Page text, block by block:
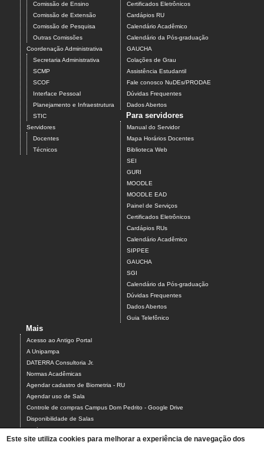
Comissão de Ensino
Comissão de Extensão
Comissão de Pesquisa
Outras Comissões
Coordenação Administrativa
Secretaria Administrativa
SCMP
SCOF
Interface Pessoal
Planejamento e Infraestrutura
STIC
Servidores
Docentes
Técnicos
Certificados Eletrônicos
Cardápios RU
Calendário Acadêmico
Calendário da Pós-graduação
GAUCHA
Colações de Grau
Assistência Estudantil
Fale conosco NuDEs/PRODAE
Dúvidas Frequentes
Dados Abertos
Para servidores
Manual do Servidor
Mapa Horários Docentes
Biblioteca Web
SEI
GURI
MOODLE
MOODLE EAD
Painel de Serviços
Certificados Eletrônicos
Cardápios RUs
Calendário Acadêmico
SIPPEE
GAUCHA
SGI
Calendário da Pós-graduação
Dúvidas Frequentes
Dados Abertos
Guia Telefônico
Mais
Acesso ao Antigo Portal
A Unipampa
DATERRA Consultoria Jr.
Normas Acadêmicas
Agendar cadastro de Biometria - RU
Agendar uso de Sala
Controle de compras Campus Dom Pedrito - Google Drive
Disponibilidade de Salas
Estágios
Formulário para Agendamento do Laboratório de Informática
Este site utiliza cookies para melhorar a experiência de navegação dos